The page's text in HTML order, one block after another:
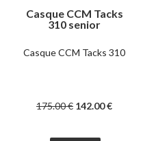
Casque CCM Tacks
310 senior
Casque CCM Tacks 310
175.00€ 142.00€